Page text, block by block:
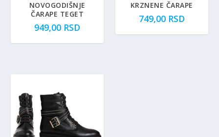
NOVOGODIŠNJE
ČARAPE TEGET
949,00 RSD
KRZNENE ČARAPE
749,00 RSD